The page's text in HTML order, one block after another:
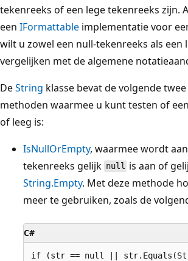
tekenreeks of een lege tekenreeks zijn.
een IFormattable implementatie voor
wilt u zowel een null-tekenreeks als een
vergelijken met de algemene
DeString klasse bevat de volgende
methoden waarmee u kunt testen of
of leeg is:
IsNullOrEmpty, waarmee wordt
tekenreeks gelijk null is aan of
String.Empty. Met deze methode
meer te gebruiken, zoals de
C#